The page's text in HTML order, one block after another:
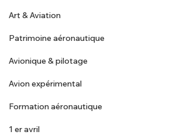
Art & Aviation
Patrimoine aéronautique
Avionique & pilotage
Avion expérimental
Formation aéronautique
1 er avril